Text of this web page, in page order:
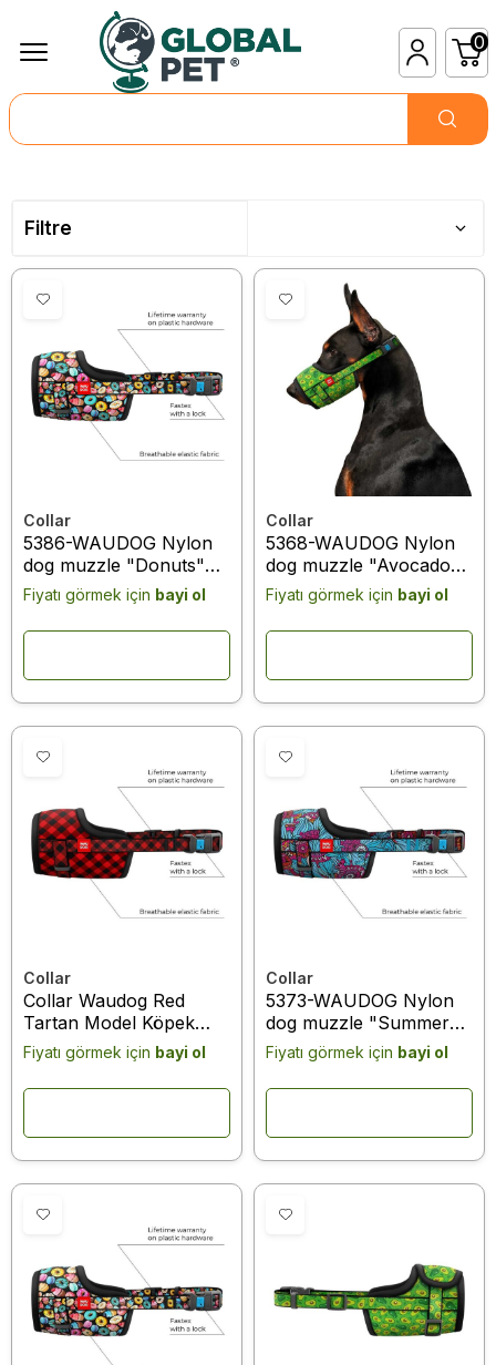
0
Filtre
Collar
5386-WAUDOG Nylon
dog muzzle "Donuts"
design, plastic fastex,
size 3, 25-34 cm
Fiyatı görmek için bayi ol
Collar
5368-WAUDOG Nylon
dog muzzle "Avocado"
design, plastic fastex,
size 3, 25-34 cm
Fiyatı görmek için bayi ol
Collar
Collar Waudog Red
Tartan Model Köpek
Ağızlığı 25-34 Cm No:3
(5376)
Fiyatı görmek için bayi ol
Collar
5373-WAUDOG Nylon
dog muzzle "Summer"
design, plastic fastex,
size 4, 35-43 cm
Fiyatı görmek için bayi ol